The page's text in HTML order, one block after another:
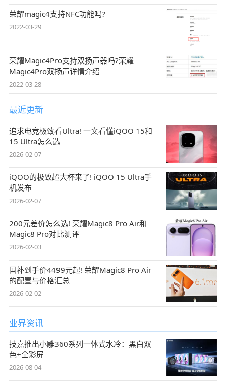
荣耀magic4支持NFC功能吗?
2022-03-29
荣耀Magic4Pro支持双扬声器吗?荣耀
Magic4Pro双扬声详情介绍
2022-03-28
最近更新
追求电竞极致看Ultra! 一文看懂iQOO 15和
15 Ultra怎么选
2026-02-07
iQOO的极致超大杯来了! iQOO 15 Ultra手
机发布
2026-02-07
200元差价怎么选! 荣耀Magic8 Pro Air和
Magic8 Pro对比测评
2026-02-03
国补到手价4499元起! 荣耀Magic8 Pro Air
的配置与价格汇总
2026-02-02
业界资讯
技嘉推出小雕360系列一体式水冷：黑白双
色+全彩屏
2026-08-04